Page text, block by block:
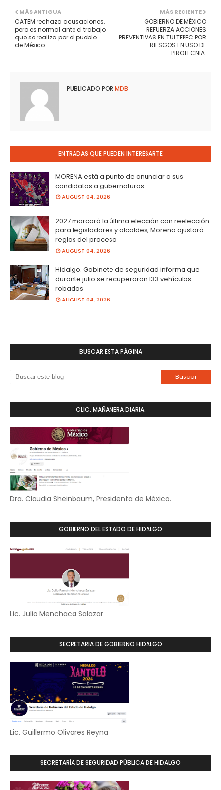
MÁS RECIENTE
GOBIERNO DE MÉXICO
REFUERZA ACCIONES
PREVENTIVAS EN TULTEPEC POR
RIESGOS EN USO DE
PIROTECNIA.
MÁS ANTIGUA
CATEM rechaza acusaciones,
pero es normal ante el trabajo
que se realiza por el pueblo
de México.
PUBLICADO POR MDB
ENTRADAS QUE PUEDEN INTERESARTE
MORENA está a punto de anunciar a sus
candidatos a gubernaturas.
AUGUST 04, 2026
2027 marcará la última elección con reelección
para legisladores y alcaldes; Morena ajustará
reglas del proceso
AUGUST 04, 2026
Hidalgo. Gabinete de seguridad informa que
durante julio se recuperaron 133 vehículos
robados
AUGUST 04, 2026
BUSCAR ESTA PÁGINA
CLIC. MAÑANERA DIARIA.
Dra. Claudia Sheinbaum, Presidenta de México.
GOBIERNO DEL ESTADO DE HIDALGO
Lic. Julio Menchaca Salazar
SECRETARIA DE GOBIERNO HIDALGO
Lic. Guillermo Olivares Reyna
SECRETARÍA DE SEGURIDAD PÚBLICA DE HIDALGO